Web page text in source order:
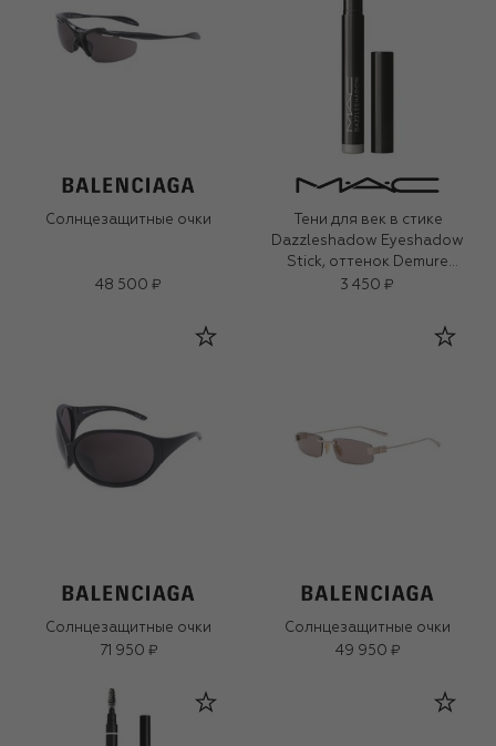
Солнцезащитные очки
48 500 ₽
Тени для век в стике
Dazzleshadow Eyeshadow
Stick, оттенок Demure
Diamonds (1,6g)
3 450 ₽
Солнцезащитные очки
71 950 ₽
Солнцезащитные очки
49 950 ₽